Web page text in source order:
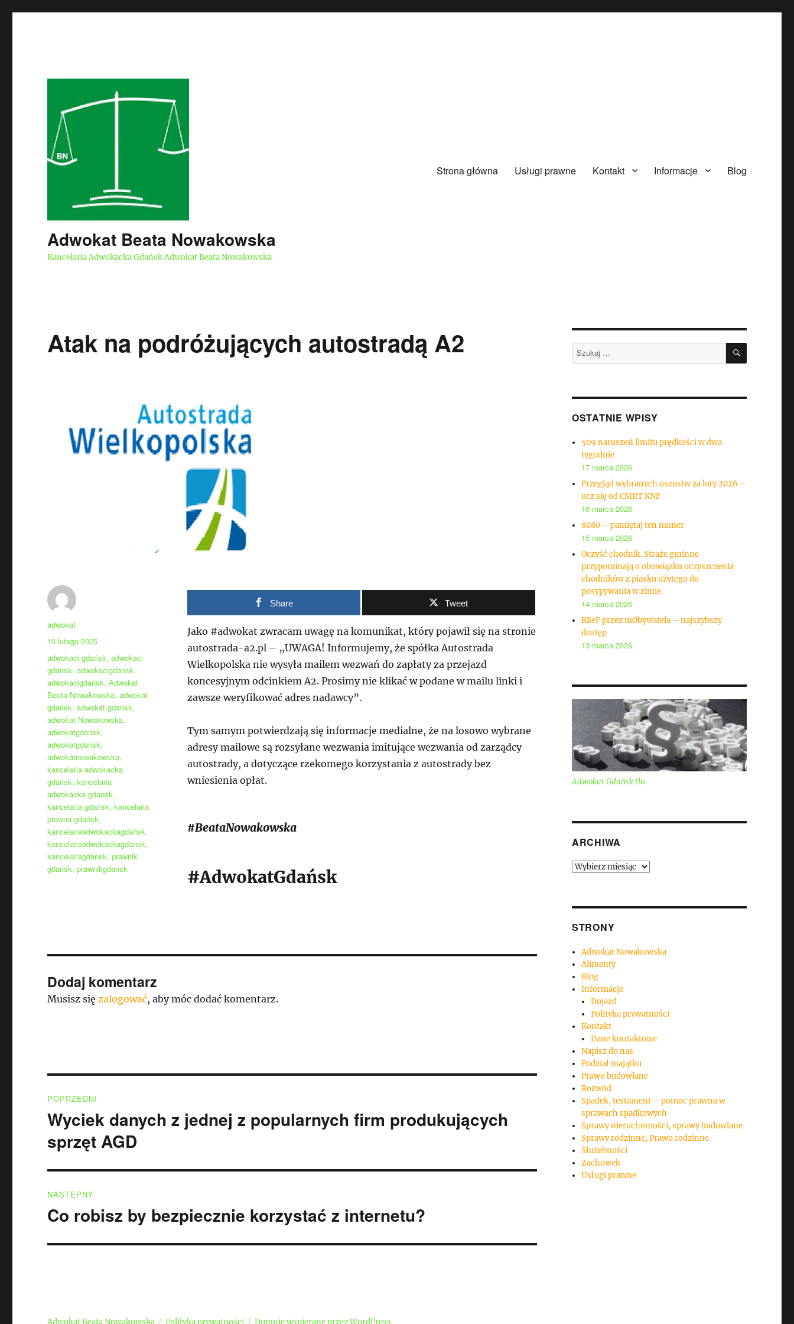
Adwokat Beata Nowakowska
Kancelaria Adwokacka Gdańsk Adwokat Beata Nowakowska
Strona główna Usługi prawne Kontakt Informacje Blog
Atak na podróżujących autostradą A2
Share Tweet
Jako #adwokat zwracam uwagę na komunikat, który pojawił się na stronie
autostrada-a2.pl – „UWAGA! Informujemy, że spółka Autostrada
Wielkopolska nie wysyła mailem wezwań do zapłaty za przejazd
koncesyjnym odcinkiem A2. Prosimy nie klikać w podane w mailu linki i
zawsze weryfikować adres nadawcy”.
Tym samym potwierdzają się informacje medialne, że na losowo wybrane
adresy mailowe są rozsyłane wezwania imitujące wezwania od zarządcy
autostrady, a dotyczące rzekomego korzystania z autostrady bez
wniesienia opłat.
#BeataNowakowska
#AdwokatGdańsk
Autor
adwokat
Data
publikacji
10 lutego 2025
Tagi
adwokaci gdańsk,adwokaci
gdansk,adwokacigdansk,
adwokacigdańsk,Adwokat
Beata Nowakowska,adwokat
gdańsk,adwokat gdansk,
adwokat Nowakowska,
adwokatgdańsk,
adwokatgdansk,
adwokatnowakowska,
kancelaria adwokacka
gdańsk,kancelaria
adwokacka gdansk,
kancelaria gdańsk,kancelaria
prawna gdańsk,
kancelariaadwokackagdańsk,
kancelariaadwokackagdansk,
kancelariagdansk,prawnik
gdańsk,prawnikgdańsk
Dodaj komentarz
Musisz sięzalogować, aby móc dodać komentarz.
wpisu
POPRZEDNI
Poprzedni
wpis:
Wyciek danych z jednej z popularnych firm produkujących
sprzęt AGD
NASTĘPNY
Następny
Co robisz by bezpiecznie korzystać z internetu?
Szukaj: SZUKAJ
OSTATNIE WPISY
509 naruszeń limitu prędkości w dwa
tygodnie
17 marca 2026
Przegląd wybranych oszustw za luty 2026 –
ucz się od CSIRT KNF
16 marca 2026
8080 – pamiętaj ten numer
15 marca 2026
Oczyść chodnik. Straże gminne
przypominają o obowiązku oczyszczenia
chodników z piasku użytego do
posypywania w zimie.
14 marca 2026
KSeF przez mObywatela – najszybszy
dostęp
13 marca 2026
Adwokat Gdańsk tło
ARCHIWA
Archiwa
STRONY
Adwokat Nowakowska
Alimenty
Blog
Informacje
Dojazd
Polityka prywatności
Kontakt
Dane kontaktowe
Napisz do nas
Podział majątku
Prawo budowlane
Rozwód
Spadek, testament – pomoc prawna w
sprawach spadkowych
Sprawy nieruchomości, sprawy budowlane
Sprawy rodzinne, Prawo rodzinne
Służebności
Zachowek
Usługi prawne
Adwokat Beata Nowakowska Polityka prywatności Dumnie wspierane przez WordPress